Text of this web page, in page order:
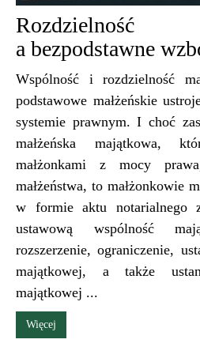
Rozdzielność
a bezpodstawne
Wspólność i rozdzielność
podstawowe małżeńskie
systemie prawnym. I choć
małżeńska majątkowa,
małżonkami z mocy
małżeństwa, to małżonkowie
w formie aktu notarialnego
ustawową wspólność
rozszerzenie, ograniczenie,
majątkowej, a także
majątkowej ...
Więcej